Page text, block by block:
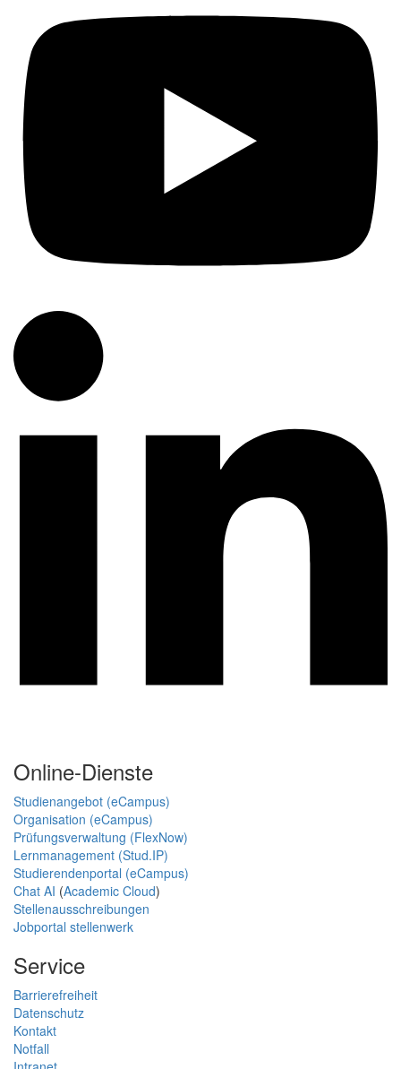
Online-Dienste
Studienangebot (eCampus)
Organisation (eCampus)
Prüfungsverwaltung (FlexNow)
Lernmanagement (Stud.IP)
Studierendenportal (eCampus)
Chat AI (Academic Cloud)
Stellenausschreibungen
Jobportal stellenwerk
Service
Barrierefreiheit
Datenschutz
Kontakt
Notfall